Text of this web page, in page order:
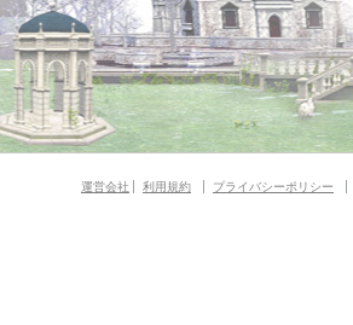
運営会社 利用規約 プライバシーポリシー